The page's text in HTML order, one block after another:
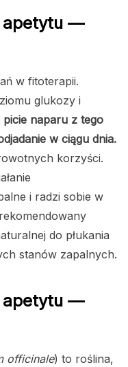
apetytu —
w fitoterapii.
glukozy i
picie naparu z tego
w ciągu dnia.
korzyści.
i radzi sobie w
do płukania
stanów zapalnych.
apetytu —
officinale) to roślina,